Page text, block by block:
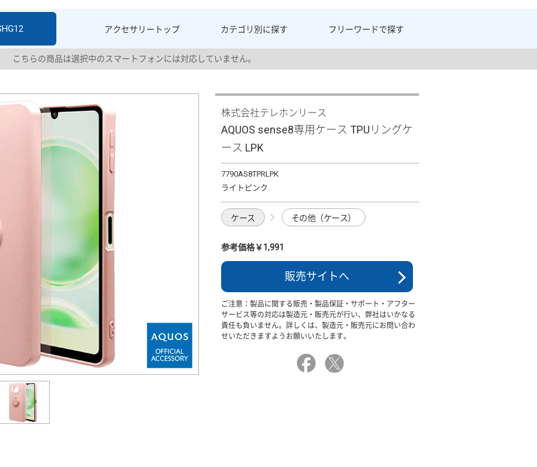
アクセサリー トップ カテゴリ別に探す フリーワードで探す
こちらの商品は選択中のスマートフォンには対応していません。
株式会社テレホンリース
AQUOS sense8専用ケース TPUリングケ
ース LPK
7790AS8TPRLPK
ライトピンク
ケース その他（ケース）
参考価格￥1,991
販売サイトへ
ご注意：製品に関する販売・製品保証・サポート・アフター
サービス等の対応は製造元・販売元が行い、弊社はいかなる
責任も負いません。詳しくは、製造元・販売元にお問い合わ
せいただきますようお願いいたします。